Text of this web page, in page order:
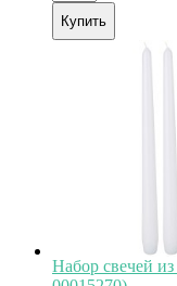
Купить
Набор свечей